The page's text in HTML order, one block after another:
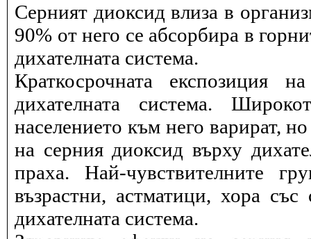
Серният диоксид влиза в
90% от него се абсорбира в
дихателната система.
Краткосрочната експозиция
дихателната система.
населението към него варират,
на серния диоксид върху
праха. Най-чувствителните
възрастни, астматици, хора
дихателната система.